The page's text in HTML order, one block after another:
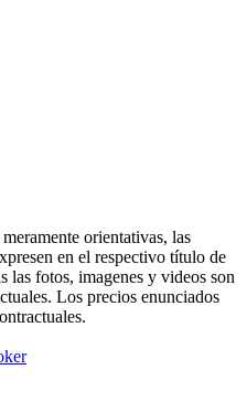
orientativas, las
en el respectivo título de
las fotos, imagenes y videos son
Los precios enunciados